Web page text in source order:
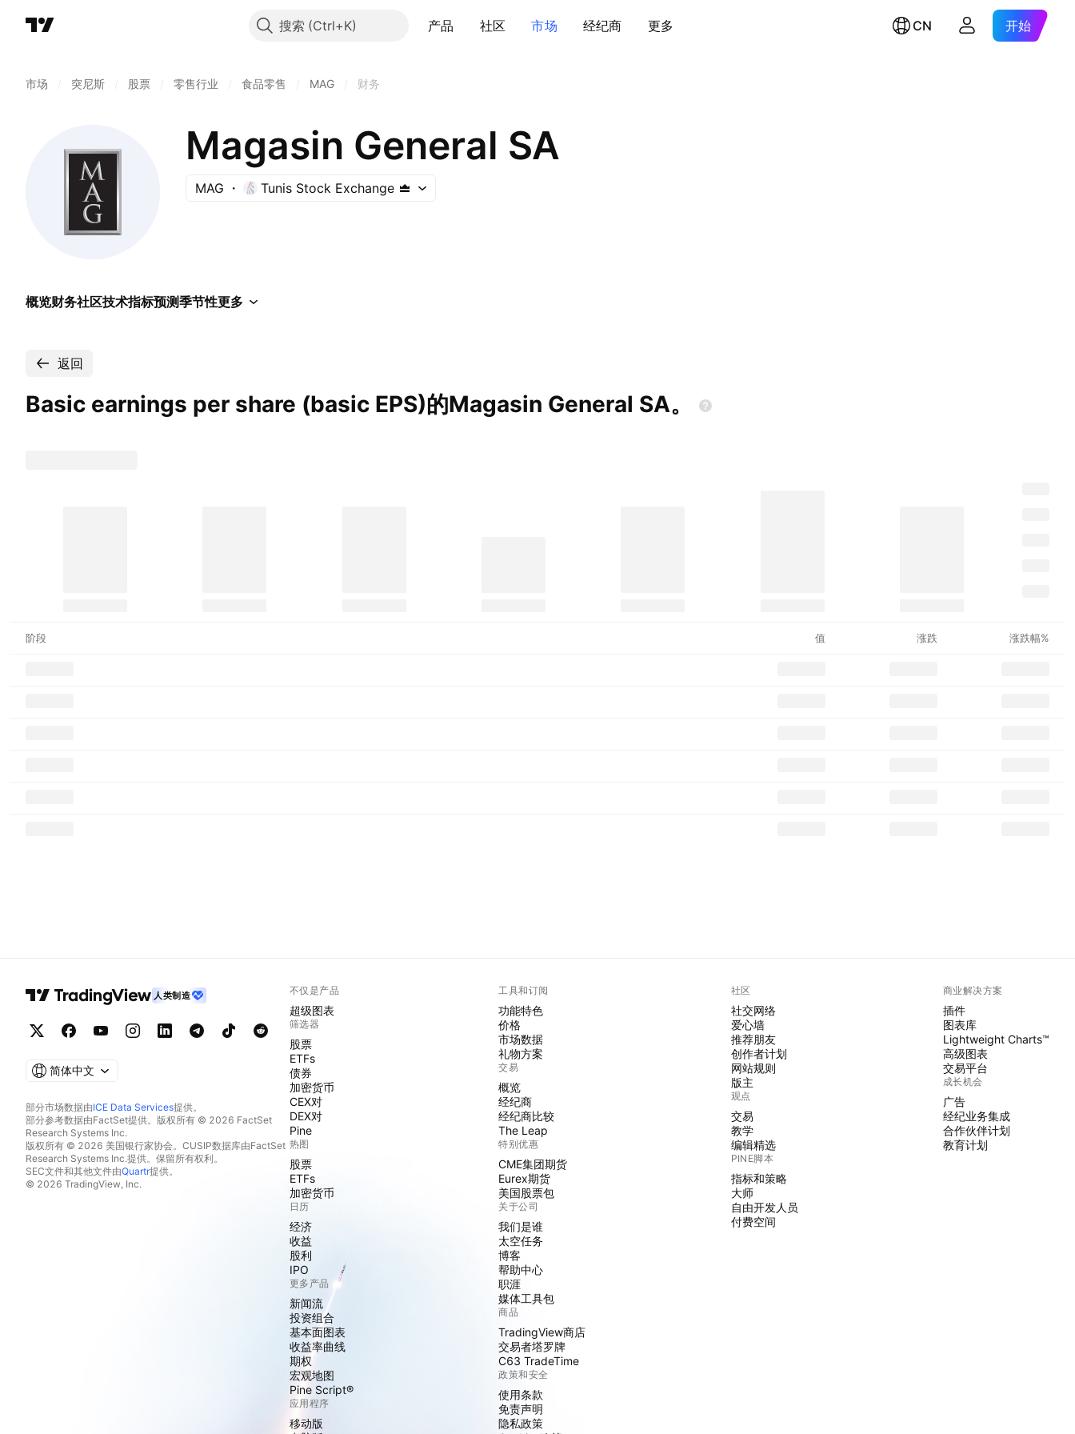
搜索 产品 社区 市场 经纪商 更多 CN 开始
市场 突尼斯 股票 零售行业 食品零售 MAG 财务
Magasin General SA
MAG Tunis Stock Exchange
概览财务社区技术指标预测季节性更多
返回
Basic earnings per share (basic EPS)的Magasin General SA。
阶段 值 涨跌 涨跌幅%
人类制造
简体中文
部分市场数据由ICE Data Services提供。
部分参考数据由FactSet提供。版权所有 © 2026 FactSet
Research Systems Inc.
版权所有 © 2026 美国银行家协会。CUSIP数据库由FactSet
Research Systems Inc.提供。保留所有权利。
SEC文件和其他文件由Quartr提供。
© 2026 TradingView, Inc.
不仅是产品
超级图表
筛选器
股票
ETFs
债券
加密货币
CEX对
DEX对
Pine
热图
股票
ETFs
加密货币
日历
经济
收益
股利
IPO
更多产品
新闻流
投资组合
基本面图表
收益率曲线
期权
宏观地图
Pine Script®
应用程序
移动版
工具和订阅
功能特色
价格
市场数据
礼物方案
交易
概览
经纪商
经纪商比较
The Leap
特别优惠
CME集团期货
Eurex期货
美国股票包
关于公司
我们是谁
太空任务
博客
帮助中心
职涯
媒体工具包
商品
TradingView商店
交易者塔罗牌
C63 TradeTime
政策和安全
使用条款
免责声明
隐私政策
社区
社交网络
爱心墙
推荐朋友
创作者计划
网站规则
版主
观点
交易
教学
编辑精选
PINE脚本
指标和策略
大师
自由开发人员
付费空间
商业解决方案
插件
图表库
Lightweight Charts™
高级图表
交易平台
成长机会
广告
经纪业务集成
合作伙伴计划
教育计划